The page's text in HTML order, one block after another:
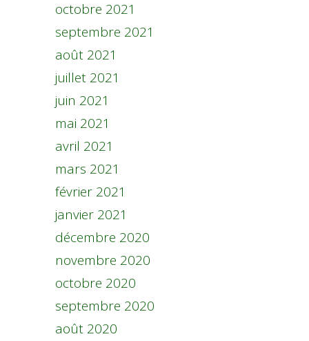
octobre 2021
septembre 2021
août 2021
juillet 2021
juin 2021
mai 2021
avril 2021
mars 2021
février 2021
janvier 2021
décembre 2020
novembre 2020
octobre 2020
septembre 2020
août 2020